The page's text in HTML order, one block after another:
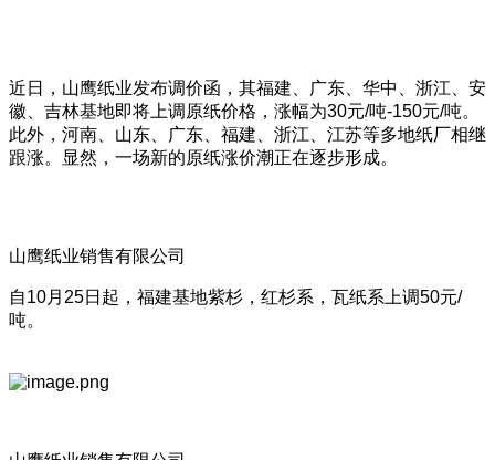
近日，山鹰纸业发布调价函，其福建、广东、华中、浙江、安
徽、吉林基地即将上调原纸价格，涨幅为30元/吨-150元/吨。
此外，河南、山东、广东、福建、浙江、江苏等多地纸厂相继
跟涨。显然，一场新的原纸涨价潮正在逐步形成。
山鹰纸业销售有限公司
自10月25日起，福建基地紫杉，红杉系，瓦纸系上调50元/
吨。